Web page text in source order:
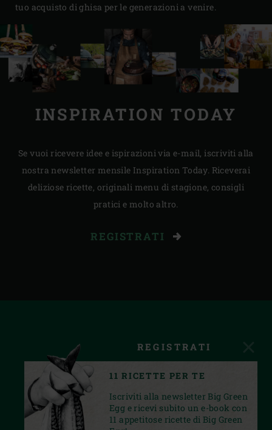
tuo acquisto di ghisa per le generazioni a venire.
INSPIRATION TODAY
Se vuoi ricevere idee e ispirazioni via e-mail, iscriviti alla
nostra newsletter mensile Inspiration Today. Riceverai
deliziose ricette, originali menu di stagione, consigli
pratici e molto altro.
REGISTRATI
REGISTRATI
11 RICETTE PER TE
Iscriviti alla newsletter Big Green
Egg e ricevi subito un e-book con
11 appetitose ricette di Big Green